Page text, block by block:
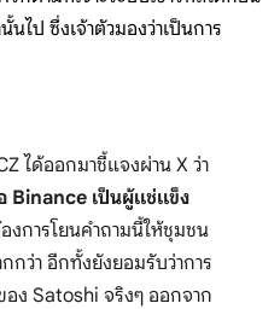
ไป ซึ่งเจ้าตัวมองว่าเป็นการ
ได้ออกมาชี้แจงผ่าน X ว่า
Binance เป็นผู้แช่แข็ง
งการโยนคำถามนี้ให้ชุมชน
ว่า อีกทั้งยังยอมรับว่าการ
อง Satoshi จริงๆ ออกจาก